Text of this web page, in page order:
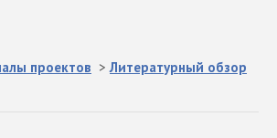
проектов >Литературный обзор